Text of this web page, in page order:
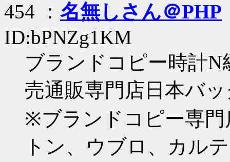
454 ： 名無しさん＠PHP
ID:bPNZg1KM
ブランドコピー時計
売通販専門店日本バ
※ブランドコピー専
トン、ウブロ、カル